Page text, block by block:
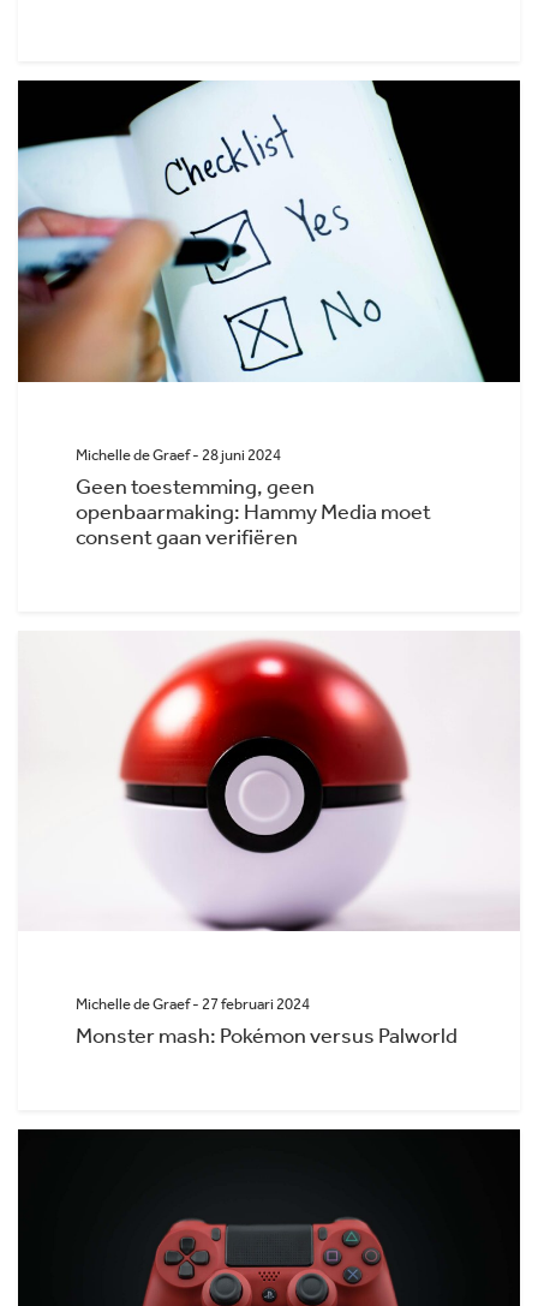
Michelle de Graef - 28 juni 2024
Geen toestemming, geen
openbaarmaking: Hammy Media moet
consent gaan verifiëren
Michelle de Graef - 27 februari 2024
Monster mash: Pokémon versus Palworld